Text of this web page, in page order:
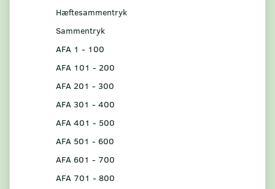
Hæftesammentryk
Sammentryk
AFA 1 - 100
AFA 101 - 200
AFA 201 - 300
AFA 301 - 400
AFA 401 - 500
AFA 501 - 600
AFA 601 - 700
AFA 701 - 800